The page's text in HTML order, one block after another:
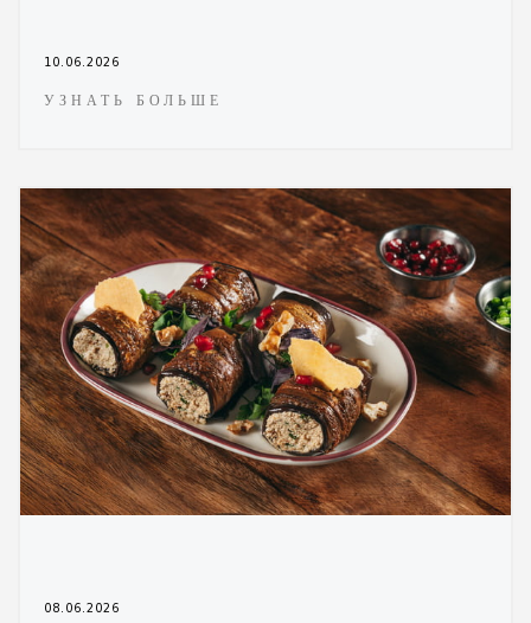
10.06.2026
УЗНАТЬ БОЛЬШЕ
08.06.2026